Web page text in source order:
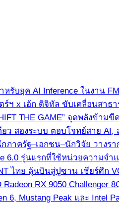
รับยุค AI Inference ในงาน
ฯ x เอ้ก ดิจิทัล ขับเคลื่อนสาธ
THE GAME” จุดพลังข้า
ยว สองระบบ ตอบโจทย์สาย
นึกภาครัฐ–เอกชน–นักวิจัย วา
6.0 รุ่นแรกที่ใช้หน่วยความจำ
ไทย ลุ้นบินสู่ปูซาน เชียร์ศึก
RX 9050 Challenger
6, Mustang Peak และ Intel